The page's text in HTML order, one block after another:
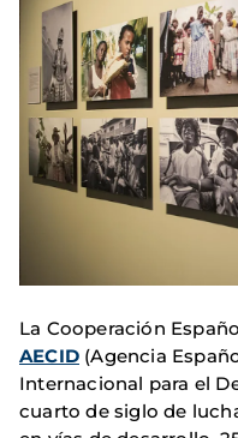
La Cooperación
AECID (Agencia
Internacional para el
cuarto de siglo de